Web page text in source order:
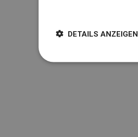
DETAILS ANZEIGEN